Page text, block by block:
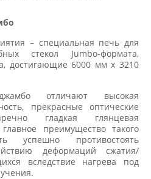
– специальная печь для
стекол Jumbo-формата,
достигающие 6000 мм х 3210
отличают высокая
прекрасные оптические
гладкая глянцевая
преимущество такого
успешно противостоять
деформаций сжатия/
вследствие нагрева под